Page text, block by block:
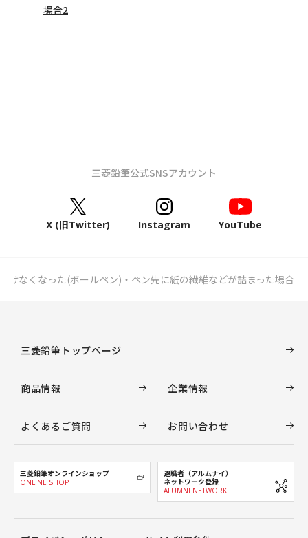
場合2
三菱鉛筆公式SNSアカウント
X (旧Twitter) Instagram YouTube
書けなくなった(ボールペン)・ペン先に紙の繊維などが詰まった場合
三菱鉛筆トップページ
商品情報 企業情報
よくあるご質問 お問い合わせ
三菱鉛筆オンラインショップ
ONLINE SHOP
退職者（アルムナイ）
ネットワーク登録
ALUMNI NETWORK